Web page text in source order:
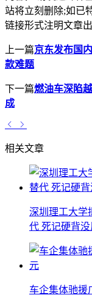
站将立刻删除;如已
链接形式注明文章出
上一篇京东发布国
款难题
下一篇燃油车深陷
成
相关文章
深圳理工大学
代 死记硬背没
车企集体驰援